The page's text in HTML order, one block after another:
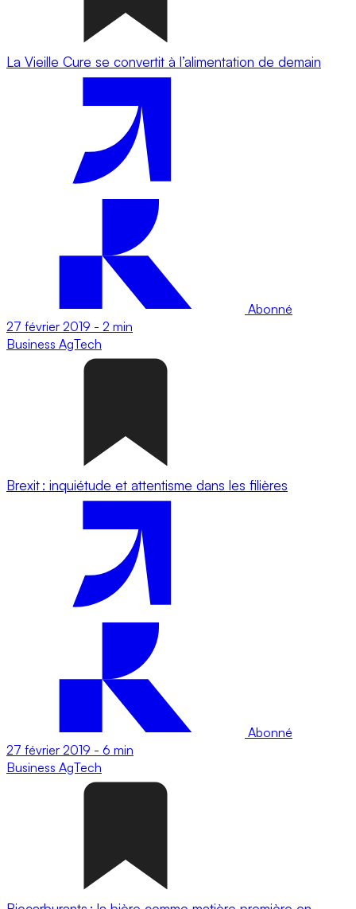
La Vieille Cure se convertit à l’alimentation de demain
Abonné
27 février 2019 - 2 min
Business AgTech
Brexit : inquiétude et attentisme dans les filières
Abonné
27 février 2019 - 6 min
Business AgTech